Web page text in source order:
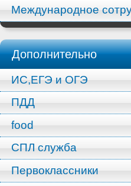
Международное
Дополнительно
ИС,ЕГЭ и ОГЭ
ПДД
food
СПЛ служба
Первоклассники